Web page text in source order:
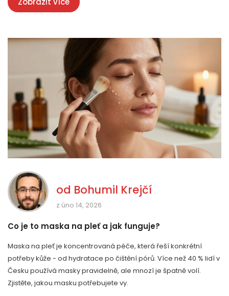
od Bohumil Krejčí
z úno 14, 2026
Co je to maska na pleť a jak funguje?
Maska na pleť je koncentrovaná péče, která řeší konkrétní
potřeby kůže - od hydratace po čištění pórů. Více než 40 % lidí v
Česku používá masky pravidelně, ale mnozí je špatně volí.
Zjistěte, jakou masku potřebujete vy.